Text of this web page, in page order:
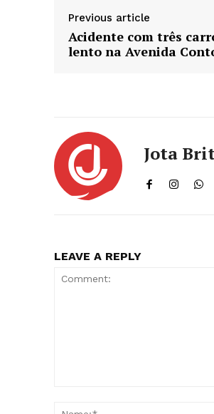
Previous article
Acidente com três
lento na Avenida
Jota
LEAVE A REPLY